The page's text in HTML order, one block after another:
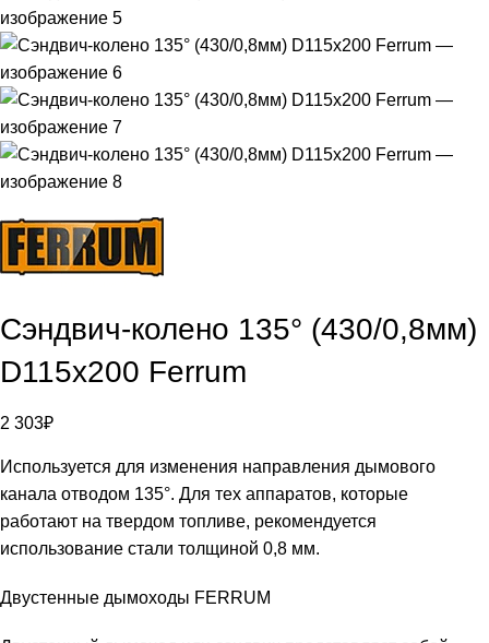
Сэндвич-колено 135° (430/0,8мм)
D115х200 Ferrum
2 303₽
Используется для изменения направления дымового
канала отводом 135°. Для тех аппаратов, которые
работают на твердом топливе, рекомендуется
использование стали толщиной 0,8 мм.
Двустенные дымоходы FERRUM